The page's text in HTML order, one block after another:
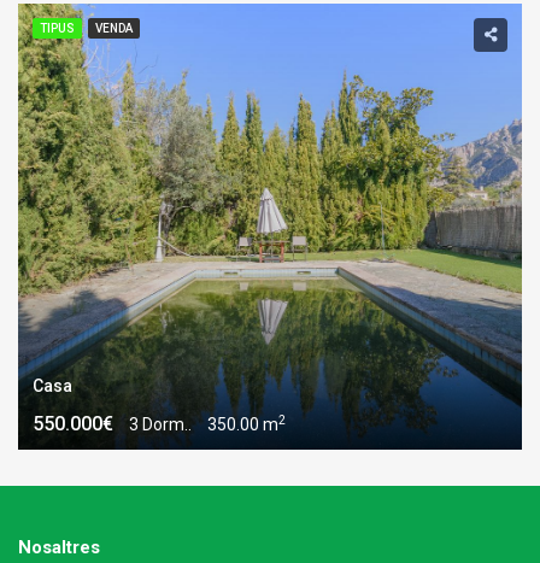
TIPUS VENDA
Casa
550.000€ 3 Dorm.. 350.00 m2
Nosaltres